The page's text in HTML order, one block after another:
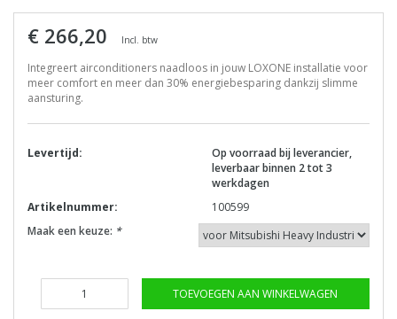
€ 266,20 Incl. btw
Integreert airconditioners naadloos in jouw LOXONE installatie voor
meer comfort en meer dan 30% energiebesparing dankzij slimme
aansturing.
Levertijd:
Op voorraad bij leverancier,
leverbaar binnen 2 tot 3
werkdagen
Artikelnummer:
100599
Maak een keuze: *
TOEVOEGEN AAN WINKELWAGEN